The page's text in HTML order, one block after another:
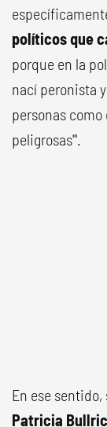
políticos que
porque en la
nací peronista
personas como
peligrosas'".
En ese
Patricia